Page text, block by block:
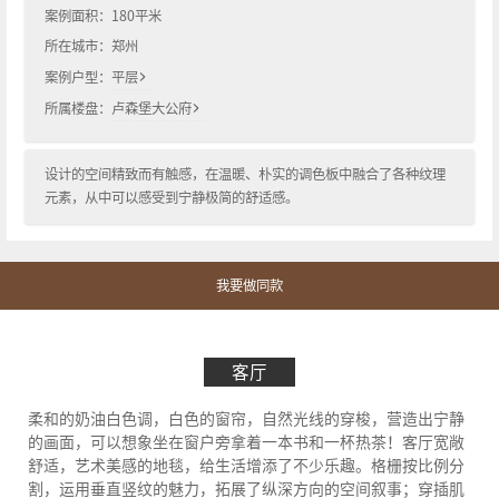
案例面积： 180平米
所在城市：郑州
案例户型：平层
所属楼盘： 卢森堡大公府
设计的空间精致而有触感，在温暖、朴实的调色板中融合了各种纹理
元素，从中可以感受到宁静极简的舒适感。
我要做同款
客厅
柔和的奶油白色调，白色的窗帘，自然光线的穿梭，营造出宁静
的画面，可以想象坐在窗户旁拿着一本书和一杯热茶！客厅宽敞
舒适，艺术美感的地毯，给生活增添了不少乐趣。格栅按比例分
割，运用垂直竖纹的魅力，拓展了纵深方向的空间叙事；穿插肌